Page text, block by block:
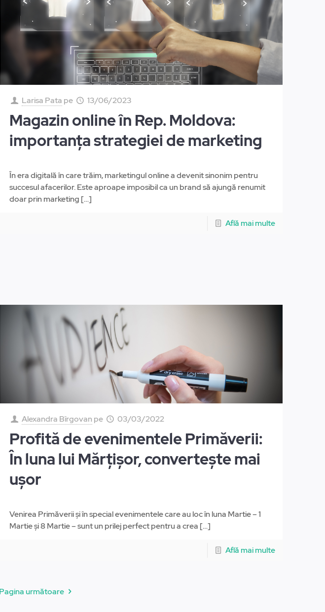
Larisa Pata pe 13/06/2023
Magazin online în Rep. Moldova:
importanța strategiei de marketing
În era digitală în care trăim, marketingul online a devenit sinonim pentru
succesul afacerilor. Este aproape imposibil ca un brand să ajungă renumit
doar prin marketing […]
Află mai multe
Alexandra Bîrgovan pe 03/03/2022
Profită de evenimentele Primăverii:
În luna lui Mărțișor, convertește mai
ușor
Venirea Primăverii și în special evenimentele care au loc în luna Martie – 1
Martie și 8 Martie – sunt un prilej perfect pentru a crea […]
Află mai multe
Pagina următoare